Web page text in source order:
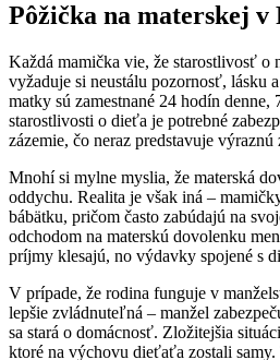
Pôžička na materskej v
Každá mamička vie, že starostlivosť o
vyžaduje si neustálu pozornosť, lásku
matky sú zamestnané 24 hodín
starostlivosti o dieťa je potrebné
zázemie, čo neraz predstavuje
Mnohí si mylne myslia, že materská
oddychu. Realita je však iná –
bábätku, pričom často zabúdajú na
odchodom na materskú dovolenku
príjmy klesajú, no výdavky spojené s
V prípade, že rodina funguje v
lepšie zvládnuteľná – manžel
sa stará o domácnosť. Zložitejšia
ktoré na výchovu dieťaťa zostali